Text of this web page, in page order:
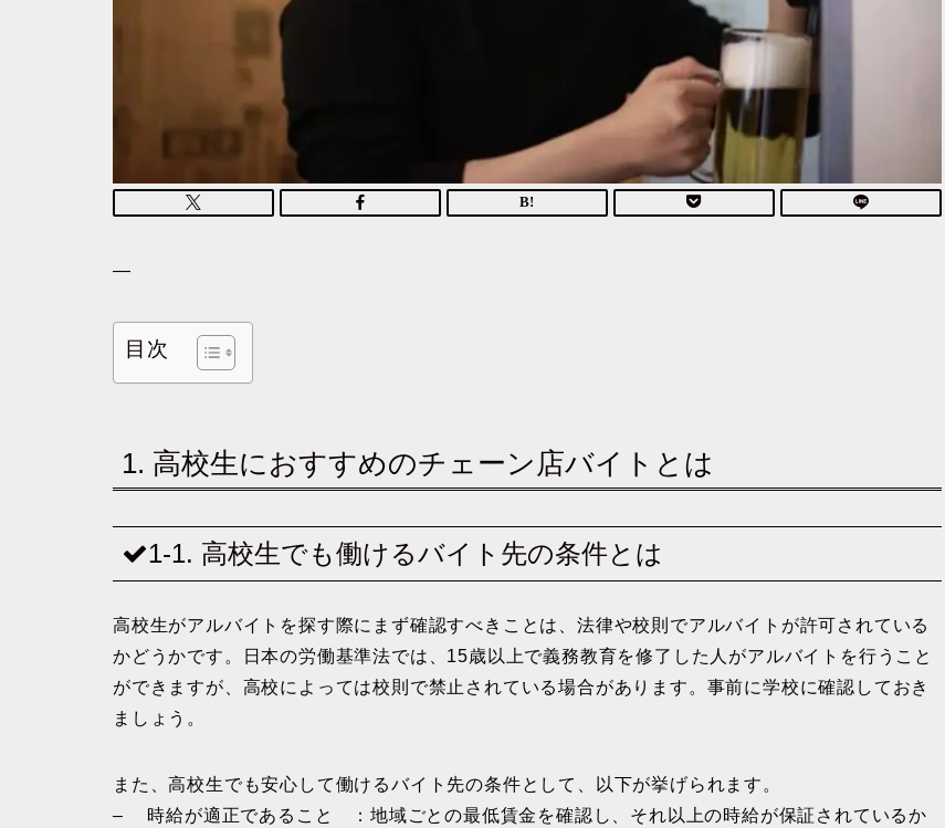
—
目次
1. 高校生におすすめのチェーン店バイトとは
1-1. 高校生でも働けるバイト先の条件とは
高校生がアルバイトを探す際にまず確認すべきことは、法律や校則でアルバイトが許可されている
かどうかです。日本の労働基準法では、15歳以上で義務教育を修了した人がアルバイトを行うこと
ができますが、高校によっては校則で禁止されている場合があります。事前に学校に確認しておき
ましょう。
また、高校生でも安心して働けるバイト先の条件として、以下が挙げられます。
– 時給が適正であること ：地域ごとの最低賃金を確認し、それ以上の時給が保証されているか